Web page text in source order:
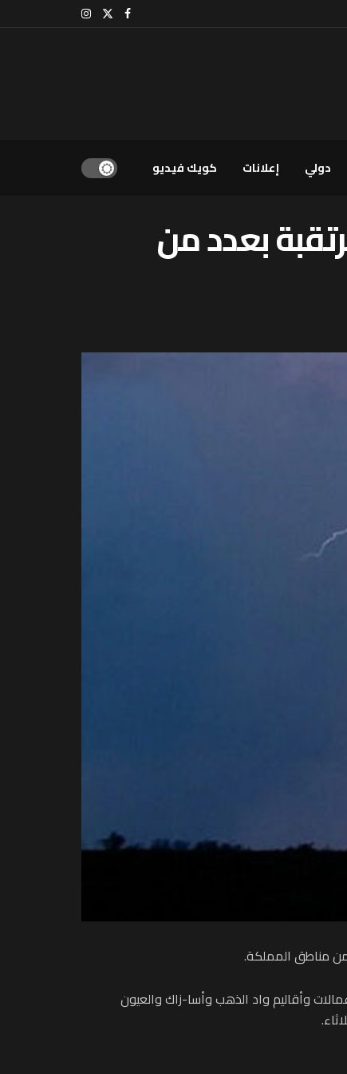
دولي إعلانات كويك فيديو
بعدد من
من مناطق المملكة.
أن هذه الزخات المطرية (من 15 إلى 30 ملمتر) مرتقبة بكل من عمالات وأقاليم واد الذهب وأسا-زاك والعيون